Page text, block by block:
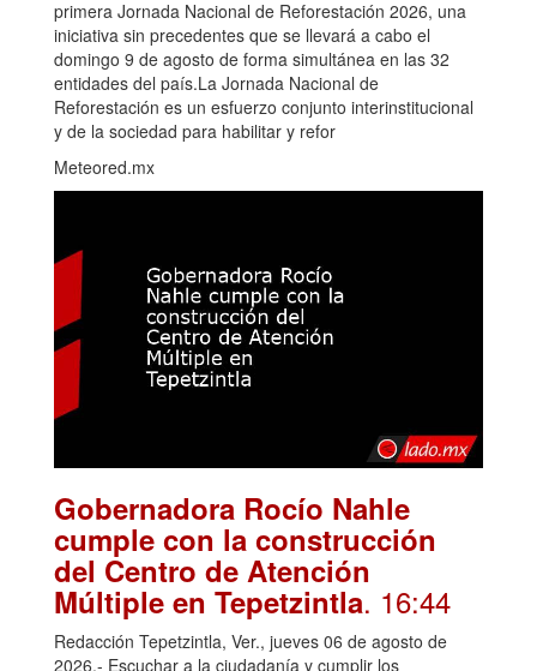
primera Jornada Nacional de Reforestación 2026, una
iniciativa sin precedentes que se llevará a cabo el
domingo 9 de agosto de forma simultánea en las 32
entidades del país.La Jornada Nacional de
Reforestación es un esfuerzo conjunto interinstitucional
y de la sociedad para habilitar y refor
Meteored.mx
Gobernadora Rocío Nahle
cumple con la construcción
del Centro de Atención
Múltiple en Tepetzintla. 16:44
Redacción Tepetzintla, Ver., jueves 06 de agosto de
2026.- Escuchar a la ciudadanía y cumplir los